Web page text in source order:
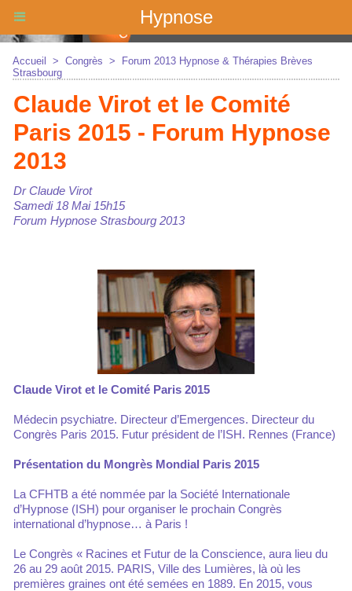
Hypnose
Accueil > Congrès >
Forum 2013 Hypnose & Thérapies Brèves
Strasbourg
Claude Virot et le Comité
Paris 2015 - Forum Hypnose
2013
Dr Claude Virot
Samedi 18 Mai 15h15
Forum Hypnose Strasbourg 2013
Claude Virot et le Comité Paris 2015
Médecin psychiatre. Directeur d’Emergences. Directeur du
Congrès Paris 2015. Futur président de l’ISH. Rennes (France)
Présentation du Mongrès Mondial Paris 2015
La CFHTB a été nommée par la Société Internationale
d’Hypnose (ISH) pour organiser le prochain Congrès
international d’hypnose… à Paris !
Le Congrès « Racines et Futur de la Conscience, aura lieu du
26 au 29 août 2015. PARIS, Ville des Lumières, là où les
premières graines ont été semées en 1889. En 2015, vous